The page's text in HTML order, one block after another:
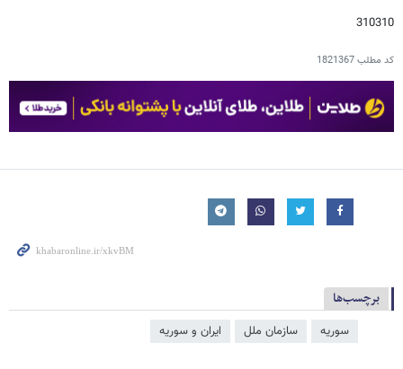
310310
کد مطلب1821367
برچسب‌ها
سوریه سازمان ملل ایران و سوریه